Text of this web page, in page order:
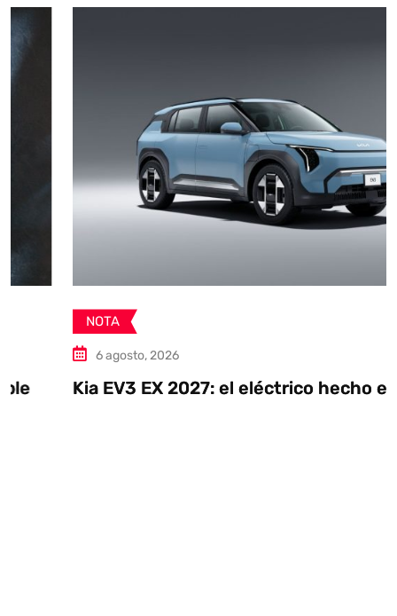
6 agosto, 2026
Kia EV3 EX 2027: el eléctrico hecho en